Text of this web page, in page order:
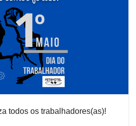
todos os trabalhadores(as)!